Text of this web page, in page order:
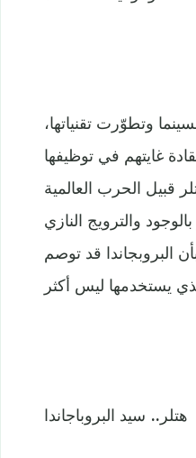
وتطوّرت تقنياتها،
غايتهم في توظيفها
قبيل الحرب العالمية
والترويج النازي
البروبجاندا قد توصم
هتلر.. سيد البروباجاندا